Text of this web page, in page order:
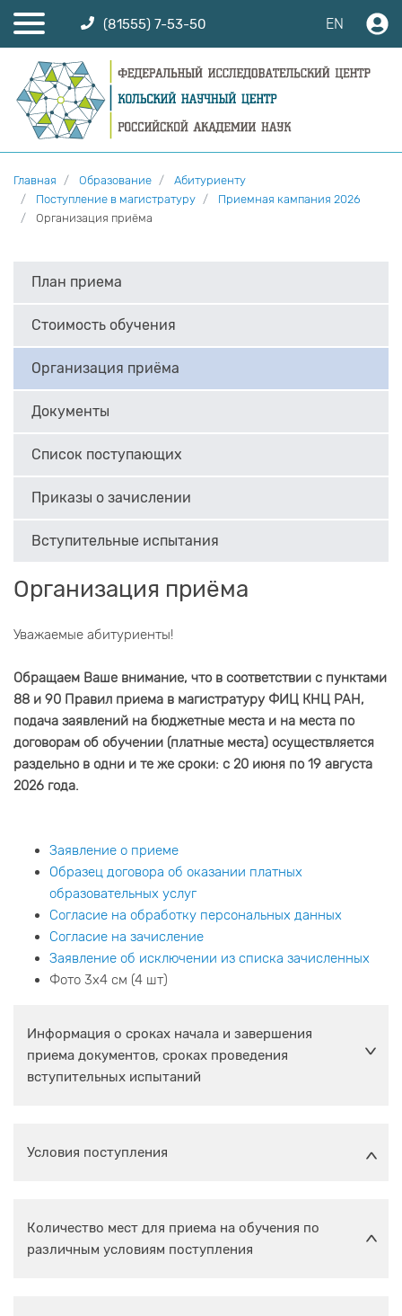
(81555) 7-53-50 EN
Главная Образование
Абитуриенту
Поступление в магистратуру
Приемная кампания 2026
Организация приёма
План приема
Стоимость обучения
Организация приёма
Документы
Список поступающих
Приказы о зачислении
Вступительные испытания
Организация приёма
Уважаемые абитуриенты!
Обращаем Ваше внимание, что в соответствии с пунктами
88 и 90 Правил приема в магистратуру ФИЦ КНЦ РАН,
подача заявлений на бюджетные места и на места по
договорам об обучении (платные места) осуществляется
раздельно в одни и те же сроки: с 20 июня по 19 августа
2026 года.
Заявление о приеме
Образец договора об оказании платных
образовательных услуг
Согласие на обработку персональных данных
Согласие на зачисление
Заявление об исключении из списка зачисленных
Фото 3x4 см (4 шт)
Информация о сроках начала и завершения
приема документов, сроках проведения
вступительных испытаний
Условия поступления
Количество мест для приема на обучения по
различным условиям поступления